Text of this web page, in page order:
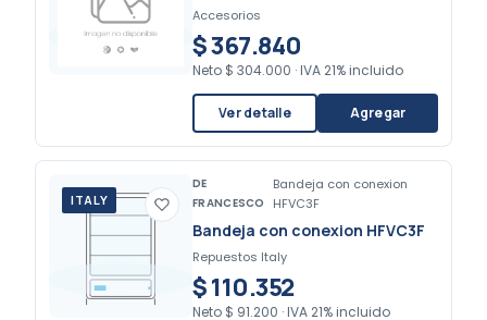
Accesorios
$ 367.840
Neto $ 304.000 · IVA 21% incluido
Ver detalle Agregar
ITALY
DE
FRANCESCO
Bandeja con conexion
HFVC3F
Bandeja con conexion HFVC3F
Repuestos Italy
$ 110.352
Neto $ 91.200 · IVA 21% incluido